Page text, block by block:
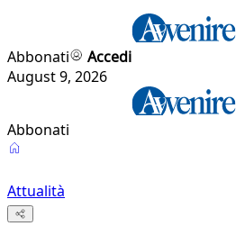
Abbonati
Accedi
August 9, 2026
Abbonati
Attualità